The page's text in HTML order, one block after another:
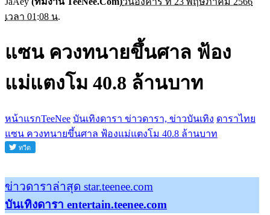
เวลา 01:08 น.
แซน ควงทนายขึ้นศาล ฟ้อง
แม่แตงโม 40.8 ล้านบาท
หน้าแรกTeeNee บันเทิงดารา ข่าวดารา, ข่าวบันเทิง ดาราไทย
แซน ควงทนายขึ้นศาล ฟ้องแม่แตงโม 40.8 ล้านบาท
ข่าวดาราล่าสุด star.teenee.com
บันเทิงดารา entertain.teenee.com